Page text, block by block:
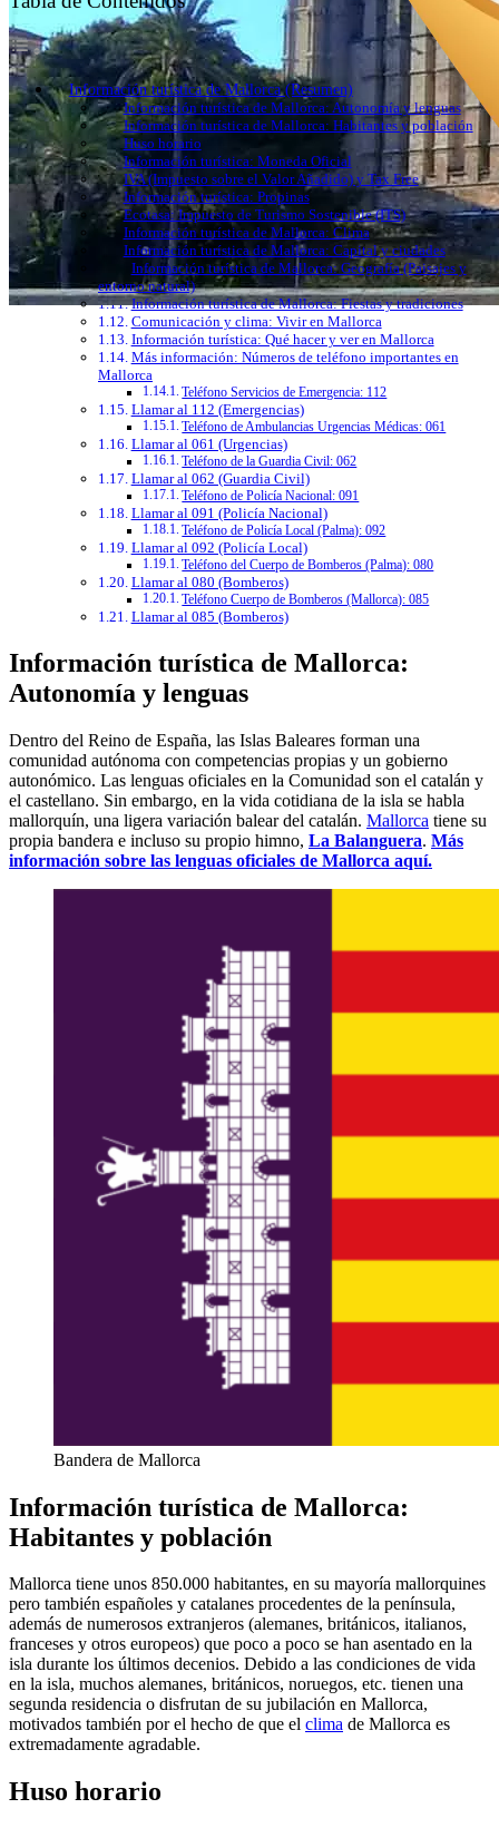
Información turística de Mallorca (Resumen)
Información turística de Mallorca: Autonomía y lenguas
Información turística de Mallorca: Habitantes y población
Huso horario
Información turística: Moneda Oficial
IVA (Impuesto sobre el Valor Añadido) y Tax Free
Información turística: Propinas
Ecotasa: Impuesto de Turismo Sostenible (ITS)
Información turística de Mallorca: Clima
Información turística de Mallorca: Capital y ciudades
Información turística de Mallorca: Geografía (Paisajes y
entorno natural)
Información turística de Mallorca: Fiestas y tradiciones
Comunicación y clima: Vivir en Mallorca
Información turística: Qué hacer y ver en Mallorca
Más información: Números de teléfono importantes en
Mallorca
Teléfono Servicios de Emergencia: 112
Llamar al 112 (Emergencias)
Teléfono de Ambulancias Urgencias Médicas: 061
Llamar al 061 (Urgencias)
Teléfono de la Guardia Civil: 062
Llamar al 062 (Guardia Civil)
Teléfono de Policía Nacional: 091
Llamar al 091 (Policía Nacional)
Teléfono de Policía Local (Palma): 092
Llamar al 092 (Policía Local)
Teléfono del Cuerpo de Bomberos (Palma): 080
Llamar al 080 (Bomberos)
Teléfono Cuerpo de Bomberos (Mallorca): 085
Llamar al 085 (Bomberos)
Información turística de Mallorca:
Autonomía y lenguas
Dentro del Reino de España, las Islas Baleares forman una
comunidad autónoma con competencias propias y un gobierno
autonómico. Las lenguas oficiales en la Comunidad son el catalán y
el castellano. Sin embargo, en la vida cotidiana de la isla se habla
mallorquín, una ligera variación balear del catalán. Mallorca tiene su
propia bandera e incluso su propio himno, La Balanguera. Más
información sobre las lenguas oficiales de Mallorca aquí.
Bandera de Mallorca
Información turística de Mallorca:
Habitantes y población
Mallorca tiene unos 850.000 habitantes, en su mayoría mallorquines
pero también españoles y catalanes procedentes de la península,
además de numerosos extranjeros (alemanes, británicos, italianos,
franceses y otros europeos) que poco a poco se han asentado en la
isla durante los últimos decenios. Debido a las condiciones de vida
en la isla, muchos alemanes, británicos, noruegos, etc. tienen una
segunda residencia o disfrutan de su jubilación en Mallorca,
motivados también por el hecho de que el clima de Mallorca es
extremadamente agradable.
Huso horario